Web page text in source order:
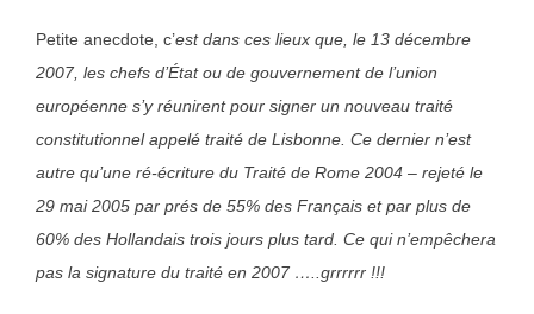
Petite anecdote, c’est dans ces lieux que, le 13 décembre
2007, les chefs d’État ou de gouvernement de l’union
européenne s’y réunirent pour signer un nouveau traité
constitutionnel appelé traité de Lisbonne. Ce dernier n’est
autre qu’une ré-écriture du Traité de Rome 2004 – rejeté le
29 mai 2005 par prés de 55% des Français et par plus de
60% des Hollandais trois jours plus tard. Ce qui n’empêchera
pas la signature du traité en 2007 …..grrrrrr !!!